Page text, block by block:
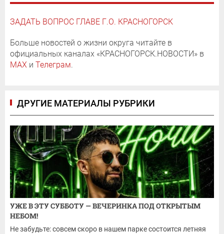
ЗАДАТЬ ВОПРОС ГЛАВЕ Г.О. КРАСНОГОРСК
Больше новостей о жизни округа читайте в
официальных каналах «КРАСНОГОРСК.НОВОСТИ» в
MAX и Телеграм.
ДРУГИЕ МАТЕРИАЛЫ РУБРИКИ
УЖЕ В ЭТУ СУББОТУ — ВЕЧЕРИНКА ПОД ОТКРЫТЫМ
НЕБОМ!
Не забудьте: совсем скоро в нашем парке состоится летняя